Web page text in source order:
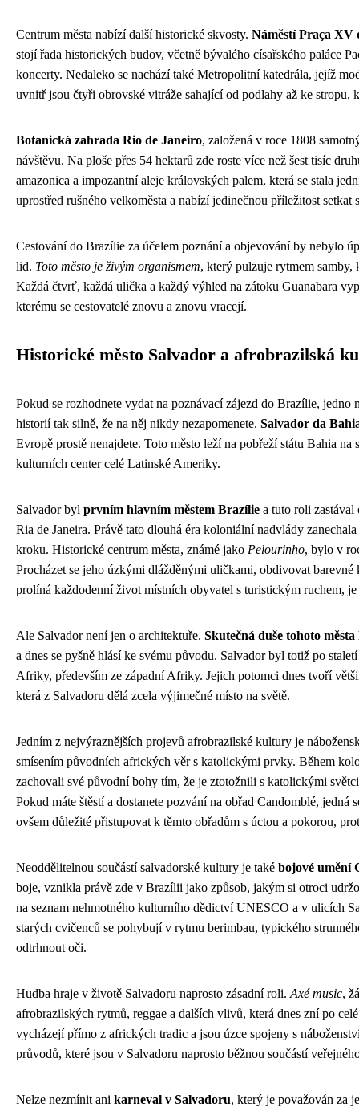
Centrum města nabízí další historické skvosty. Náměstí Praça XV
stojí řada historických budov, včetně bývalého císařského paláce
koncerty. Nedaleko se nachází také Metropolitní katedrála, jejíž
uvnitř jsou čtyři obrovské vitráže sahající od podlahy až ke stropu,
Botanická zahrada Rio de Janeiro, založená v roce 1808
návštěvu. Na ploše přes 54 hektarů zde roste více než šest tisíc
amazonica a impozantní aleje královských palem, která se stala
uprostřed rušného velkoměsta a nabízí jedinečnou příležitost
Cestování do Brazílie za účelem poznání a objevování by nebylo
lid. Toto město je živým organismem, který pulzuje rytmem samby,
Každá čtvrť, každá ulička a každý výhled na zátoku Guanabara
kterému se cestovatelé znovu a znovu vracejí.
Historické město Salvador a afrobrazilská
Pokud se rozhodnete vydat na poznávací zájezd do Brazílie,
historií tak silně, že na něj nikdy nezapomenete. Salvador da
Evropě prostě nenajdete. Toto město leží na pobřeží státu Bahia
kulturních center celé Latinské Ameriky.
Salvador byl prvním hlavním městem Brazílie a tuto roli
Ria de Janeira. Právě tato dlouhá éra koloniální nadvlády
kroku. Historické centrum města, známé jako Pelourinho, bylo v
Procházet se jeho úzkými dlážděnými uličkami, obdivovat
prolíná každodenní život místních obyvatel s turistickým ruchem,
Ale Salvador není jen o architektuře. Skutečná duše tohoto
a dnes se pyšně hlásí ke svému původu. Salvador byl totiž po
Afriky, především ze západní Afriky. Jejich potomci dnes tvoří
která z Salvadoru dělá zcela výjimečné místo na světě.
Jedním z nejvýraznějších projevů afrobrazilské kultury je
smísením původních afrických věr s katolickými prvky. Během
zachovali své původní bohy tím, že je ztotožnili s katolickými
Pokud máte štěstí a dostanete pozvání na obřad Candomblé,
ovšem důležité přistupovat k těmto obřadům s úctou a pokorou,
Neoddělitelnou součástí salvadorské kultury je také bojové umění
boje, vznikla právě zde v Brazílii jako způsob, jakým si otroci
na seznam nehmotného kulturního dědictví UNESCO a v ulicích
starých cvičenců se pohybují v rytmu berimbau, typického
odtrhnout oči.
Hudba hraje v životě Salvadoru naprosto zásadní roli. Axé music,
afrobrazilských rytmů, reggae a dalších vlivů, která dnes zní po
vycházejí přímo z afrických tradic a jsou úzce spojeny s
průvodů, které jsou v Salvadoru naprosto běžnou součástí
Nelze nezmínit ani karneval v Salvadoru, který je považován za